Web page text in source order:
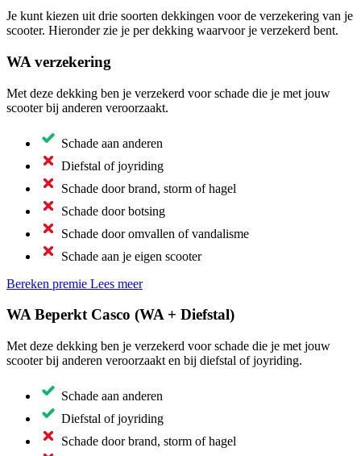
Je kunt kiezen uit drie soorten dekkingen voor de verzekering van je
scooter. Hieronder zie je per dekking waarvoor je verzekerd bent.
WA verzekering
Met deze dekking ben je verzekerd voor schade die je met jouw
scooter bij anderen veroorzaakt.
Schade aan anderen
Diefstal of joyriding
Schade door brand, storm of hagel
Schade door botsing
Schade door omvallen of vandalisme
Schade aan je eigen scooter
Bereken premie Lees meer
WA Beperkt Casco (WA + Diefstal)
Met deze dekking ben je verzekerd voor schade die je met jouw
scooter bij anderen veroorzaakt en bij diefstal of joyriding.
Schade aan anderen
Diefstal of joyriding
Schade door brand, storm of hagel